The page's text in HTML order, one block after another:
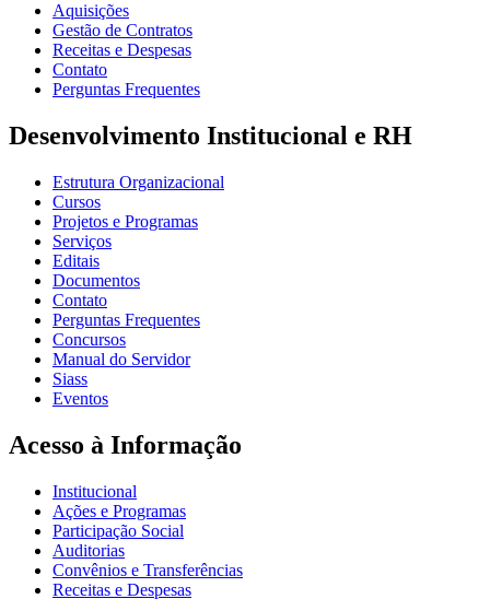
Aquisições
Gestão de Contratos
Receitas e Despesas
Contato
Perguntas Frequentes
Desenvolvimento Institucional e RH
Estrutura Organizacional
Cursos
Projetos e Programas
Serviços
Editais
Documentos
Contato
Perguntas Frequentes
Concursos
Manual do Servidor
Siass
Eventos
Acesso à Informação
Institucional
Ações e Programas
Participação Social
Auditorias
Convênios e Transferências
Receitas e Despesas